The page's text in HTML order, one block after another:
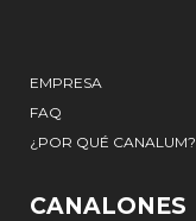
EMPRESA
FAQ
¿POR QUÉ CANALUM?
CANALONES